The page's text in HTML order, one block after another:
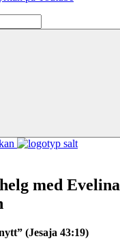
med Evelina
(Jesaja 43:19)